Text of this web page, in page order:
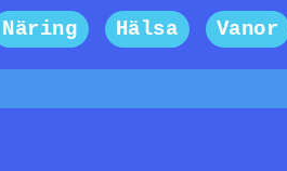
Näring Hälsa Vanor